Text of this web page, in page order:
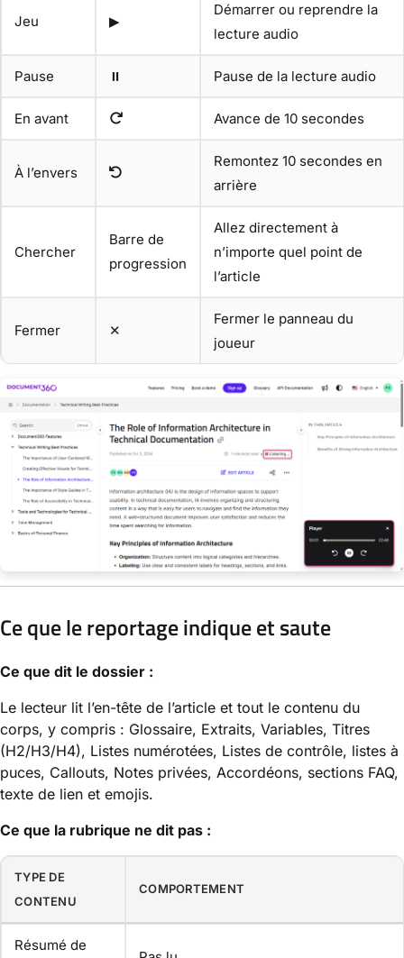
Jeu ▶
Démarrer ou reprendre la
lecture audio
Pause ⏸ Pause de la lecture audio
En avant Avance de 10 secondes
À l’envers
Remontez 10 secondes en
arrière
Chercher
Barre de
progression
Allez directement à
n’importe quel point de
l’article
Fermer ✕
Fermer le panneau du
joueur
Ce que le reportage indique et saute
Ce que dit le dossier :
Le lecteur lit l’en-tête de l’article et tout le contenu du
corps, y compris : Glossaire, Extraits, Variables, Titres
(H2/H3/H4), Listes numérotées, Listes de contrôle, listes à
puces, Callouts, Notes privées, Accordéons, sections FAQ,
texte de lien et emojis.
Ce que la rubrique ne dit pas :
TYPE DE
CONTENU
COMPORTEMENT
Résumé de